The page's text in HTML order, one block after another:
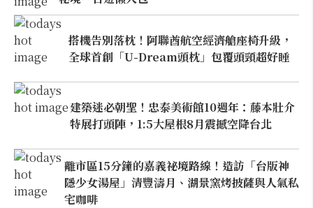
搭機告別落枕！阿聯酋航空經濟艙座椅升級，
全球首創「U-Dream頭枕」包覆頭頸超好睡
建築迷必朝聖！忠泰美術館10週年：藤本壯介
特展打頭陣，1:5大屋根8月震撼空降台北
離市區15分鐘的嘉義祕境路線！造訪「台版神
隱少女湯屋」清豐濤月、湖景窯烤披薩與人氣私
宅咖啡